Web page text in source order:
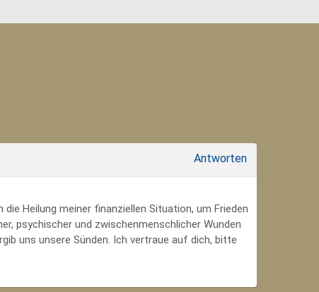
Antworten
Heilung meiner finanziellen Situation, um Frieden
psychischer und zwischenmenschlicher Wunden
uns unsere Sünden. Ich vertraue auf dich, bitte